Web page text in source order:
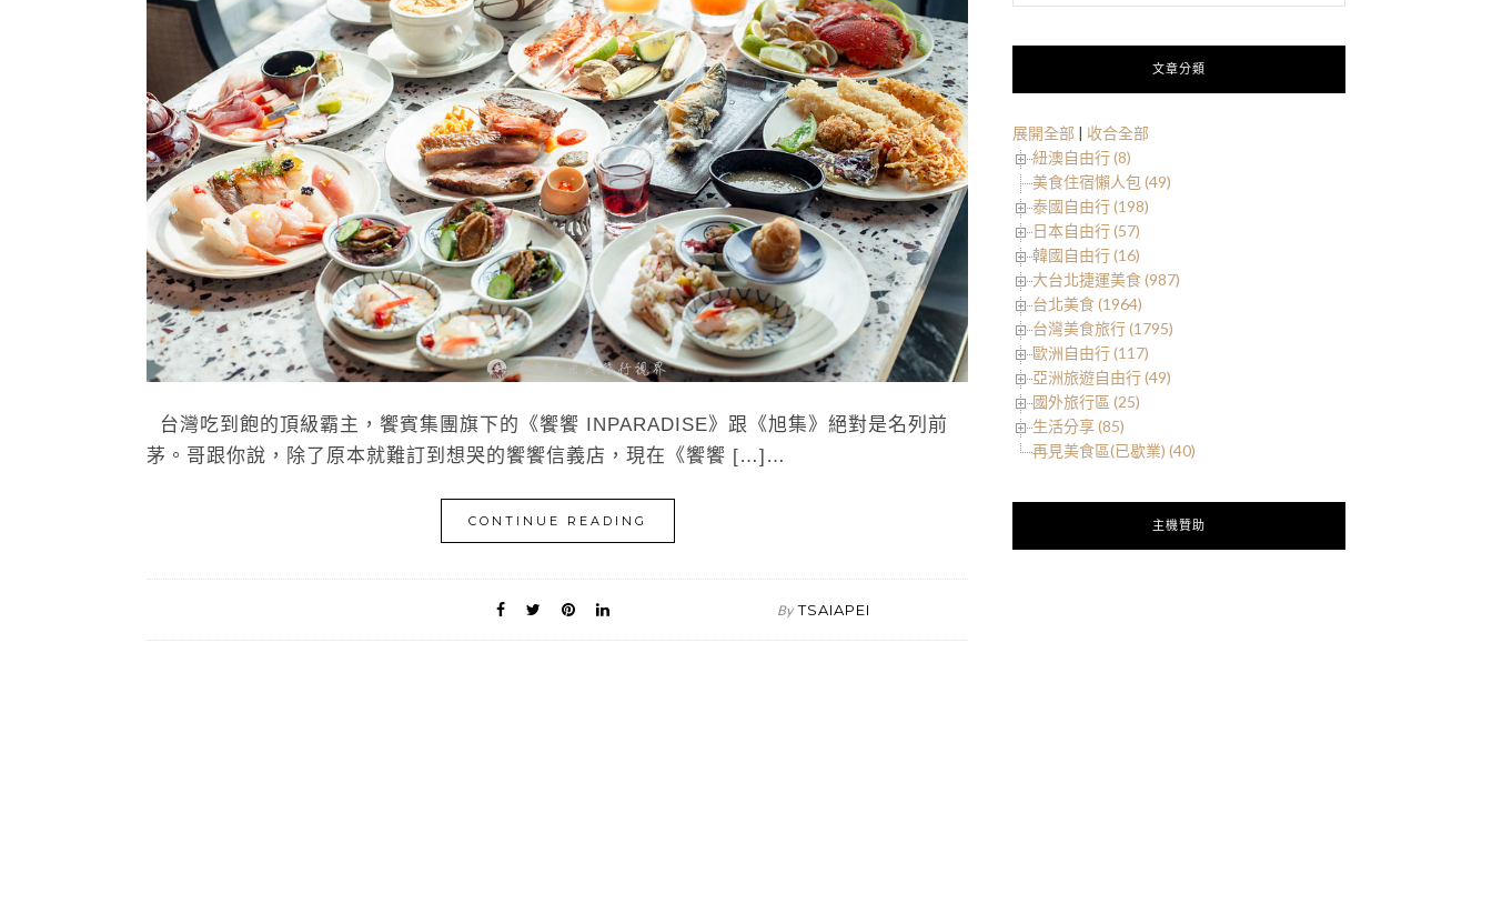
台灣吃到飽的頂級霸主，饗賓集團旗下的《饗饗 INPARADISE》跟《旭集》絕對是名列前
茅。哥跟你說，除了原本就難訂到想哭的饗饗信義店，現在《饗饗 […]…
CONTINUE READING
By TSAIAPEI
文章分類
展開全部 | 收合全部
紐澳自由行 (8)
美食住宿懶人包 (49)
泰國自由行 (198)
日本自由行 (57)
韓國自由行 (16)
大台北捷運美食 (987)
台北美食 (1964)
台灣美食旅行 (1795)
歐洲自由行 (117)
亞洲旅遊自由行 (49)
國外旅行區 (25)
生活分享 (85)
再見美食區(已歇業) (40)
主機贊助